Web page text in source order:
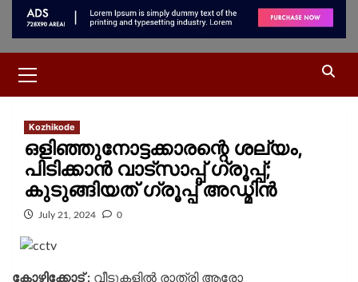
Kozhikode
ഒളിഞ്ഞുനോട്ടക്കാരന്റെ ശല്യം,
പിടിക്കാൻ വാട്സാപ്പ് ഗ്രൂപ്പ്;
കുടുങ്ങിയത് ഗ്രൂപ്പ് അഡ്മിൻ
July 21, 2024 0
കോഴിക്കോട് : വീടുകളിൽ രാത്രി ആരോ